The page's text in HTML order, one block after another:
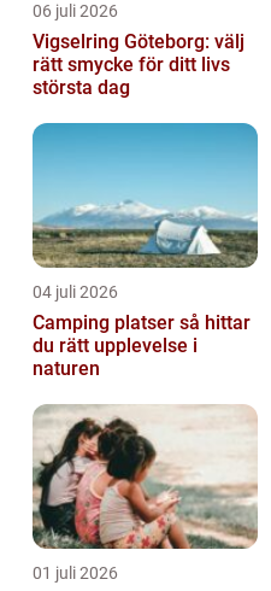
06 juli 2026
Vigselring Göteborg: välj
rätt smycke för ditt livs
största dag
04 juli 2026
Camping platser så hittar
du rätt upplevelse i
naturen
01 juli 2026